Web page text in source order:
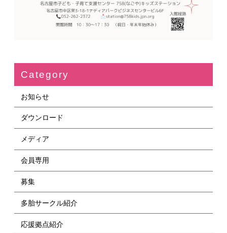
Category
お知らせ
ダウンロード
メディア
会員専用
募集
多胎サークル紹介
応援拠点紹介